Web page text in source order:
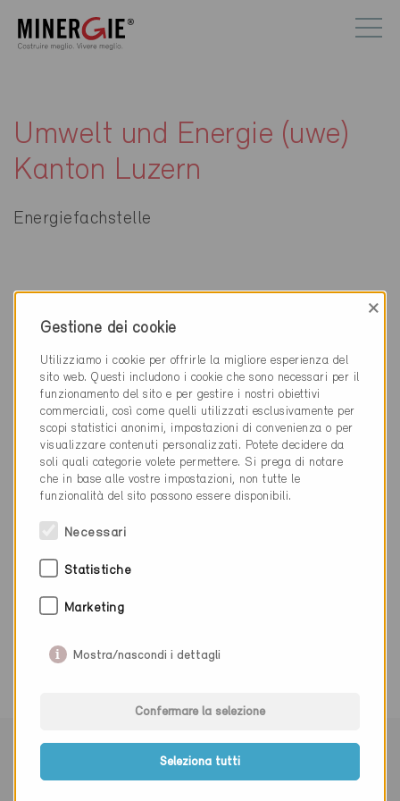
Umwelt und Energie (uwe)
Kanton Luzern
Energiefachstelle
Contatti
Umwelt und Energie (uwe) Kanton Luzern
Energiefachstelle
Libellenrain 15
6002 Luzern
041 228 60 60
Gestione dei cookie
×
Utilizziamo i cookie per offrirle la migliore esperienza del
sito web. Questi includono i cookie che sono necessari per il
funzionamento del sito e per gestire i nostri obiettivi
commerciali, così come quelli utilizzati esclusivamente per
scopi statistici anonimi, impostazioni di convenienza o per
visualizzare contenuti personalizzati. Potete decidere da
soli quali categorie volete permettere. Si prega di notare
che in base alle vostre impostazioni, non tutte le
funzionalità del sito possono essere disponibili.
Necessari
Statistiche
Marketing
Mostra/nascondi i dettagli
Confermare la selezione
Seleziona tutti